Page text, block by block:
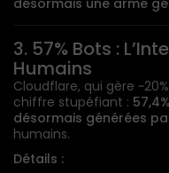
3. 57% Bots :
Humains
Cloudflare, qui gère
chiffre stupéfiant :
désormais générées
humains.
Détails :